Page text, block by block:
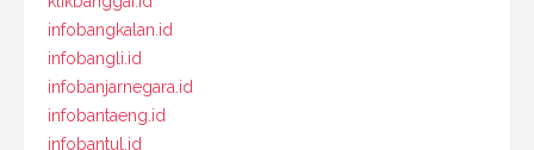
infobangkalan.id
infobangli.id
infobanjarnegara.id
infobantaeng.id
infobantul.id